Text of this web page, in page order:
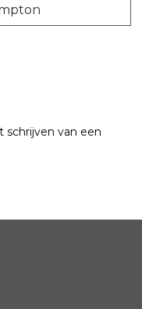
schrijven van een